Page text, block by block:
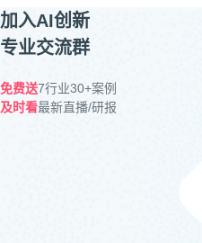
加入AI创新
专业交流群
免费送7行业30+案例
及时看最新直播/研报